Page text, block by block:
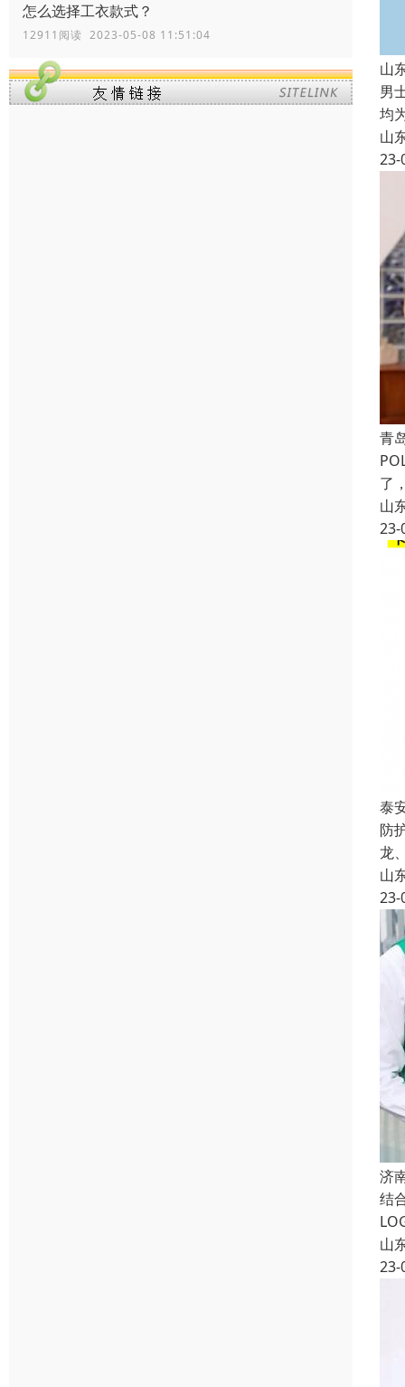
怎么选择工衣款式？
12911阅读 2023-05-08 11:51:04
山
男
均
山
23-
青
了
山
23-
泰
防
龙
山
23-
济
结
山
23-